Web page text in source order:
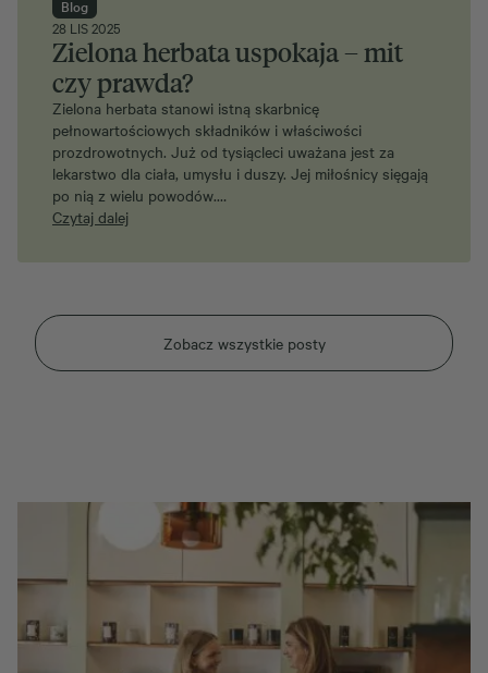
Zobacz wszystkie posty
Blog
28 LIS 2025
Zielona herbata uspokaja – mit
czy prawda?
Zielona herbata stanowi istną skarbnicę
pełnowartościowych składników i właściwości
prozdrowotnych. Już od tysiącleci uważana jest za
lekarstwo dla ciała, umysłu i duszy. Jej miłośnicy sięgają
po nią z wielu powodów.…
Czytaj dalej